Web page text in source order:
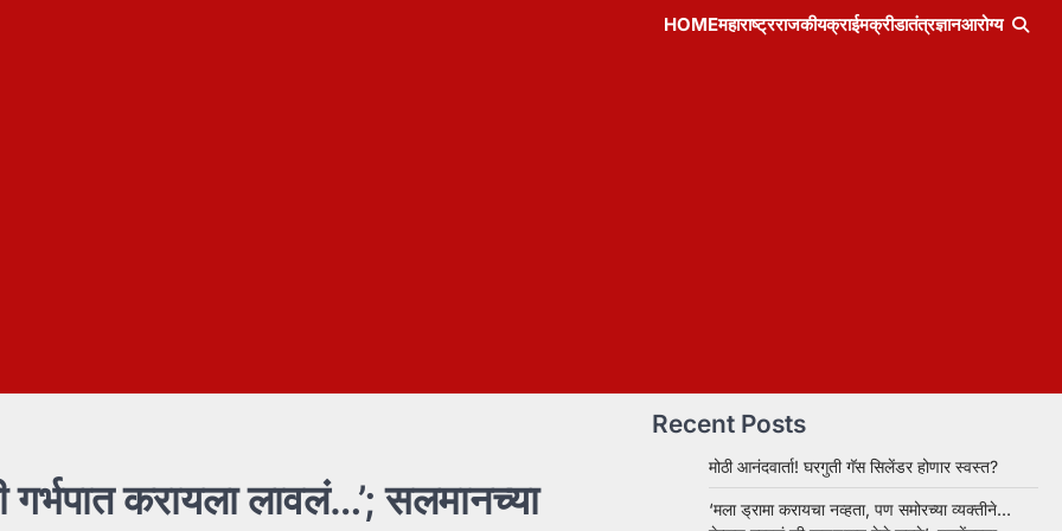
HOMEमहाराष्ट्रराजकीयक्राईमक्रीडातंत्रज्ञानआरोग्य
करायला लावलं…’; सलमानच्या
Recent Posts
मोठी आनंदवार्ता! घरगुती गॅस सिलेंडर होणार स्वस्त?
‘मला ड्रामा करायचा नव्हता, पण समोरच्या व्यक्तीने…